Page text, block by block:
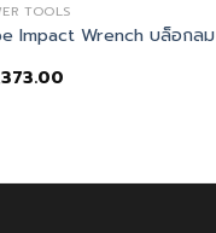
TOOLS
Impact Wrench บล็อกลม